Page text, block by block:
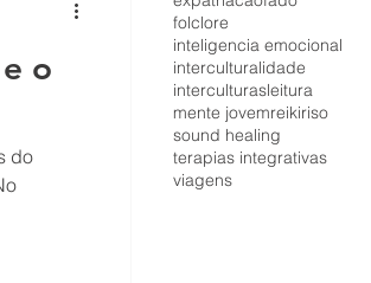
o
do
folclore
inteligencia emocional
interculturalidade
interculturasleitura
mente jovemreikiriso
sound healing
terapias integrativas
viagens